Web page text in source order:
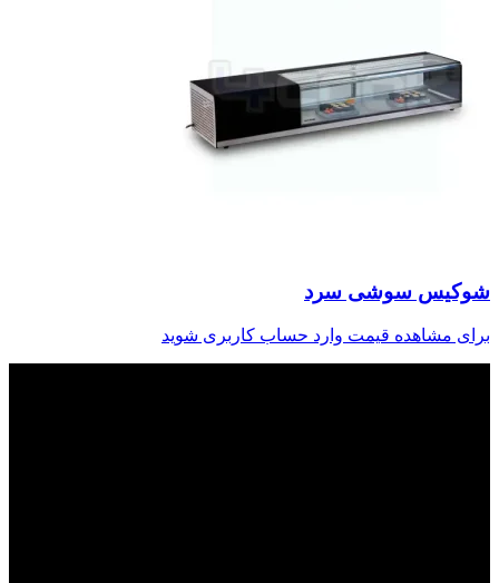
شوکیس سوشی سرد
برای مشاهده قیمت وارد حساب کاربری شوید